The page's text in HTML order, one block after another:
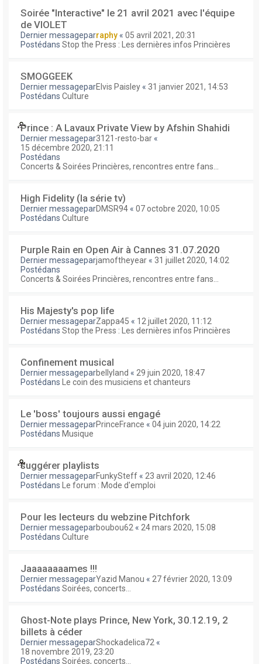
Soirée "Interactive" le 21 avril 2021 avec l'équipe
de VIOLET
Dernier messageparraphy « 05 avril 2021, 20:31
Postédans Stop the Press : Les dernières infos Princières
SMOGGEEK
Dernier messageparElvis Paisley « 31 janvier 2021, 14:53
Postédans Culture
Prince : A Lavaux Private View by Afshin Shahidi
Dernier messagepar3121-resto-bar «
15 décembre 2020, 21:11
Postédans
Concerts & Soirées Princières, rencontres entre fans...
High Fidelity (la série tv)
Dernier messageparDMSR94 « 07 octobre 2020, 10:05
Postédans Culture
Purple Rain en Open Air à Cannes 31.07.2020
Dernier messageparjamoftheyear « 31 juillet 2020, 14:02
Postédans
Concerts & Soirées Princières, rencontres entre fans...
His Majesty's pop life
Dernier messageparZappa45 « 12 juillet 2020, 11:12
Postédans Stop the Press : Les dernières infos Princières
Confinement musical
Dernier messageparbellyland « 29 juin 2020, 18:47
Postédans
Le coin des musiciens et chanteurs
Le 'boss' toujours aussi engagé
Dernier messageparPrinceFrance « 04 juin 2020, 14:22
Postédans Musique
suggérer playlists
Dernier messageparFunkySteff « 23 avril 2020, 12:46
Postédans
Le forum : Mode d'emploi
Pour les lecteurs du webzine Pitchfork
Dernier messageparboubou62 « 24 mars 2020, 15:08
Postédans Culture
Jaaaaaaaames !!!
Dernier messageparYazid Manou « 27 février 2020, 13:09
Postédans Soirées, concerts...
Ghost-Note plays Prince, New York, 30.12.19, 2
billets à céder
Dernier messageparShockadelica72 «
18 novembre 2019, 23:20
Postédans Soirées, concerts...